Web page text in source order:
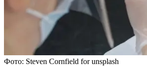
Фото: Steven Cornfield for unsplash